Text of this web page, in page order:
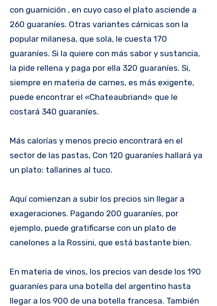
con guarnición , en cuyo caso el plato asciende a
260 guaraníes. Otras variantes cárnicas son la
popular milanesa, que sola, le cuesta 170
guaraníes. Si la quiere con más sabor y sustancia,
la pide rellena y paga por ella 320 guaraníes. Si,
siempre en materia de carnes, es más exigente,
puede encontrar el «Chateaubriand» que le
costará 340 guaraníes.
Más calorías y menos precio encontrará en el
sector de las pastas, Con 120 guaraníes hallará ya
un plato: tallarines al tuco.
Aquí comienzan a subir los precios sin llegar a
exageraciones. Pagando 200 guaraníes, por
ejemplo, puede gratificarse con un plato de
canelones a la Rossini, que está bastante bien.
En materia de vinos, los precios van desde los 190
guaraníes para una botella del argentino hasta
llegar a los 900 de una botella francesa. También